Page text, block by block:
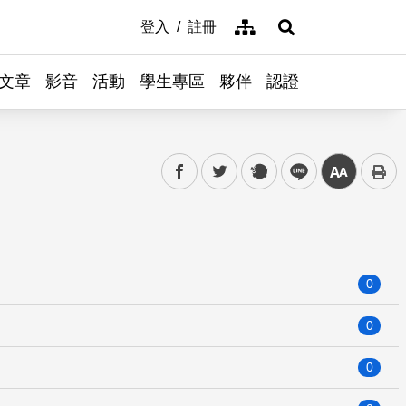
登入 註冊 網站導覽展開搜尋
章 影音 活動 學生專區 夥伴 認證
facebooktwitter plurk line 中
0
0
0